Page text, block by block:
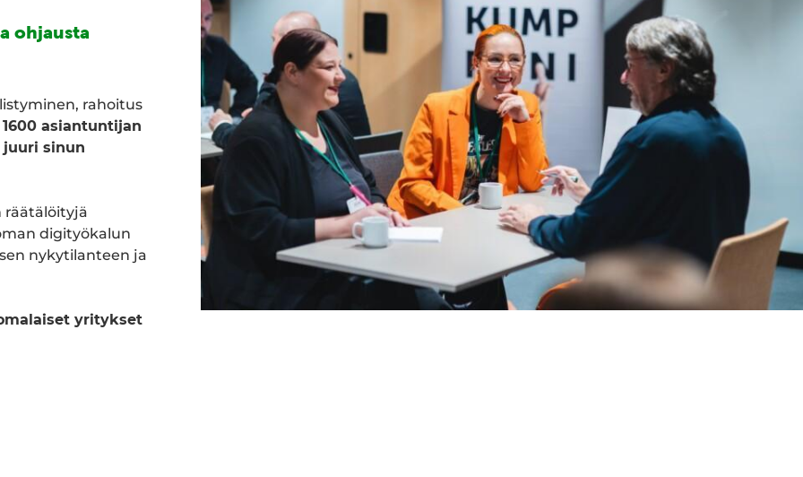
ohjausta
rahoitus
asiantuntijan
sinun
räätälöityjä
digityökalun
nykytilanteen ja
yritykset